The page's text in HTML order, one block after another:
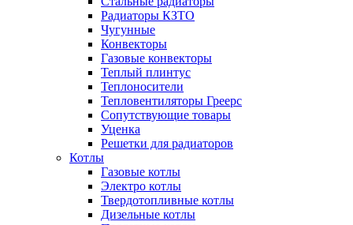
Радиаторы КЗТО
Чугунные
Конвекторы
Газовые конвекторы
Теплый плинтус
Теплоносители
Тепловентиляторы Греерс
Сопутствующие товары
Уценка
Решетки для радиаторов
Котлы
Газовые котлы
Электро котлы
Твердотопливные котлы
Дизельные котлы